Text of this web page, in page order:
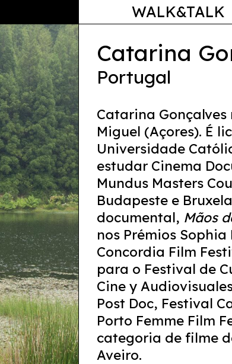
WALK&TALK
Catarina
Portugal
Catarina Gonçalves
Miguel (Açores). É
Universidade
estudar Cinema
Mundus Masters
Budapeste e
documental, Mãos
nos Prémios
Concordia Film
para o Festival de
Cine y
Post Doc, Festival
Porto Femme Film
categoria de filme
Aveiro.